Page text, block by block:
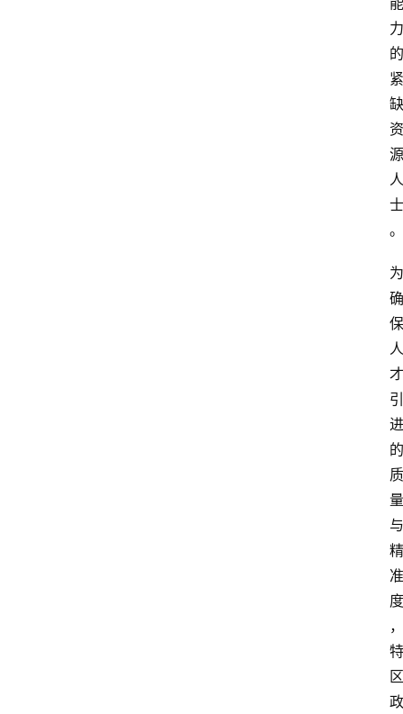
力
的
紧
缺
资
源
人
士
。
为
确
保
人
才
引
进
的
质
量
与
精
准
度
，
特
区
政